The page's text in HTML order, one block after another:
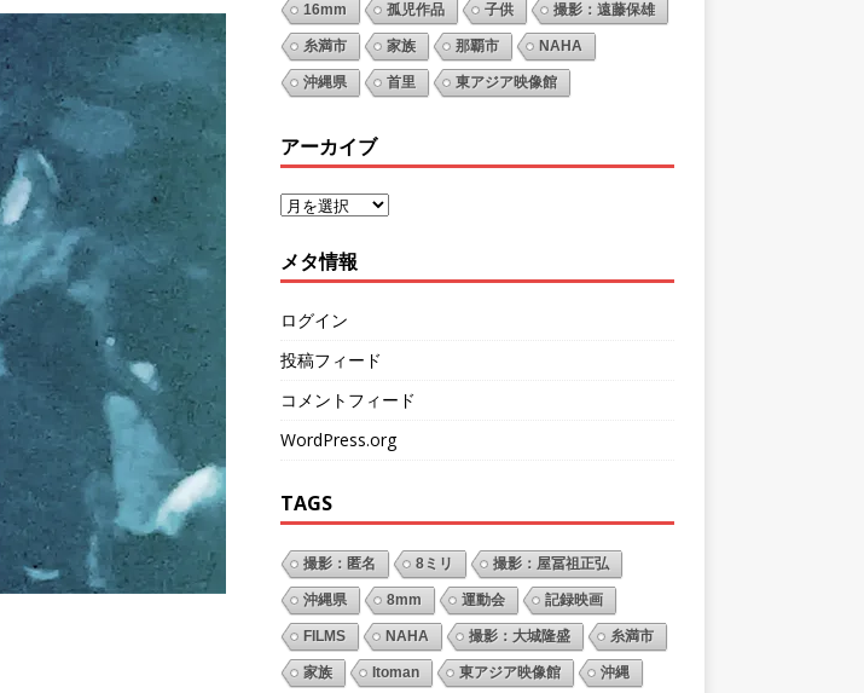
16mm 孤児作品 子供 撮影：遠藤保雄
糸満市 家族 那覇市 NAHA
沖縄県 首里 東アジア映像館
アーカイブ
メタ情報
ログイン
投稿フィード
コメントフィード
WordPress.org
TAGS
撮影：匿名 8ミリ 撮影：屋冨祖正弘
沖縄県 8mm 運動会 記録映画
FILMS NAHA 撮影：大城隆盛 糸満市
家族 Itoman 東アジア映像館 沖縄